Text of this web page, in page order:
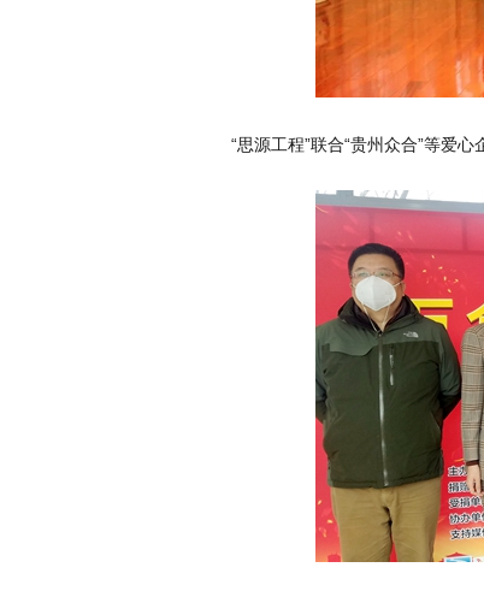
“思源工程”联合“贵州众合”等爱